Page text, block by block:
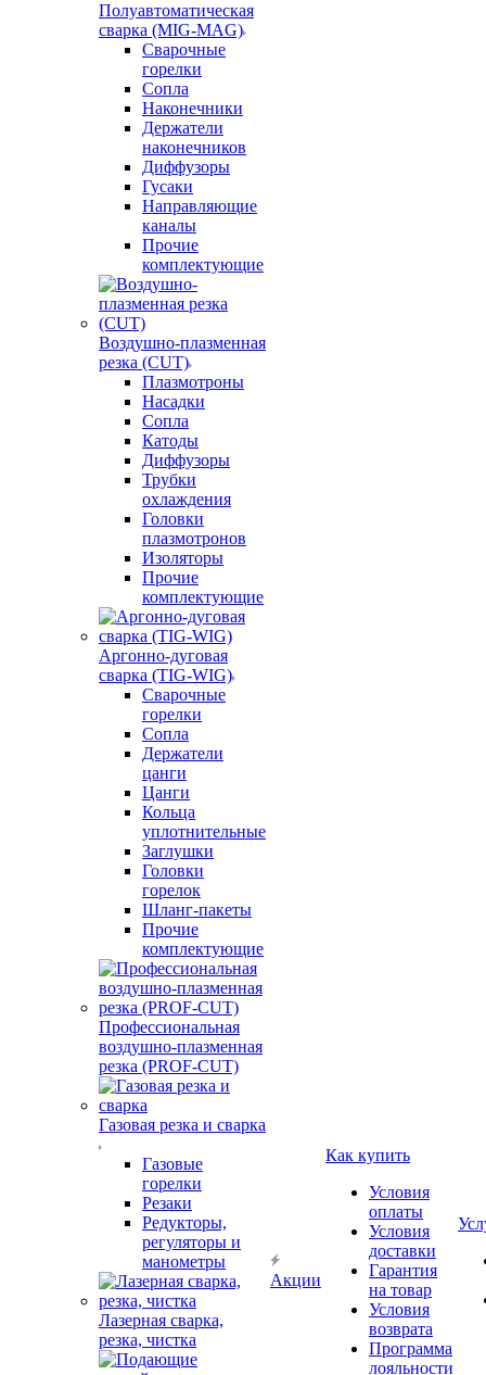
Полуавтоматическая
сварка (MIG-MAG)
Сварочные
горелки
Сопла
Наконечники
Держатели
наконечников
Диффузоры
Гусаки
Направляющие
каналы
Прочие
комплектующие
Воздушно-плазменная
резка (CUT)
Плазмотроны
Насадки
Сопла
Катоды
Диффузоры
Трубки
охлаждения
Головки
плазмотронов
Изоляторы
Прочие
комплектующие
Аргонно-дуговая
сварка (TIG-WIG)
Сварочные
горелки
Сопла
Держатели
цанги
Цанги
Кольца
уплотнительные
Заглушки
Головки
горелок
Шланг-пакеты
Прочие
комплектующие
Профессиональная
воздушно-плазменная
резка (PROF-CUT)
Газовая резка и сварка
Газовые
горелки
Резаки
Редукторы,
регуляторы и
манометры
Лазерная сварка,
резка, чистка
Акции
Как купить
Условия
оплаты
Условия
доставки
Гарантия
на товар
Условия
возврата
Программа
лояльности